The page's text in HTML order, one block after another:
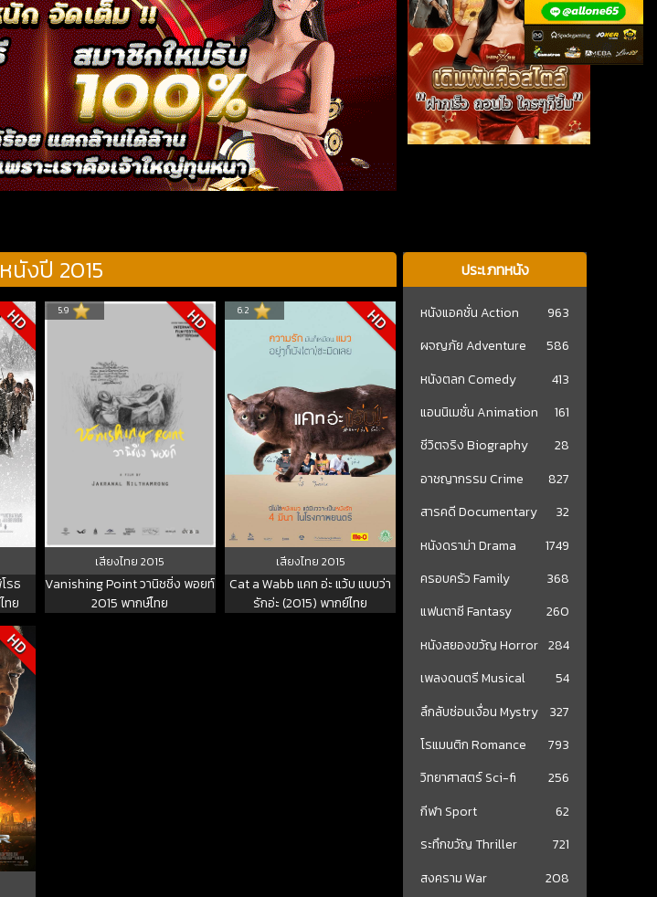
นังปี 2015
HD
รธ
ทย
5.9 HD
เสียงไทย2015
Vanishing Point วานิชชิ่ง พอยท์
2015 พากษ์ไทย
6.2 HD
เสียงไทย 2015
Cat a Wabb แคท อ่ะ แว้บ แบบว่า
รักอ่ะ (2015) พากย์ไทย
HD
ประเภทหนัง
หนังแอคชั่น Action
963
ผจญภัย Adventure
586
หนังตลก Comedy
413
แอนนิเมชั่น Animation
161
ชีวิตจริง Biography
28
อาชญากรรม Crime
827
สารคดี Documentary
32
หนังดราม่า Drama
1749
ครอบครัว Family
368
แฟนตาซี Fantasy
260
หนังสยองขวัญ Horror 284
เพลงดนตรี Musical
54
ลึกลับซ่อนเงื่อน Mystry
327
โรแมนติก Romance
793
วิทยาศาสตร์ Sci-fi
256
กีฬา Sport
62
ระทึกขวัญ Thriller
721
สงคราม War
208